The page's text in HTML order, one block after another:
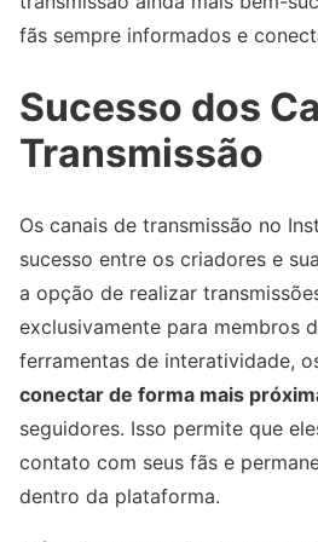
fãs sempre informados e
Sucesso dos
Transmissão
Os canais de transmissão no
sucesso entre os criadores e
a opção de realizar
exclusivamente para membros
ferramentas de interatividade,
conectar de forma mais
seguidores. Isso permite que
contato com seus fãs e
dentro da plataforma.